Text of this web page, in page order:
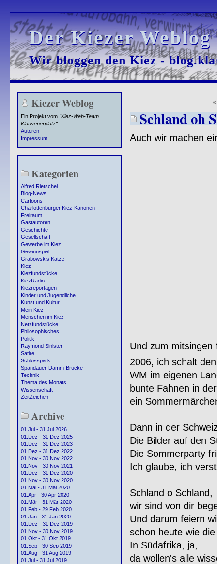
Der Kiezer
Der Kiezer
Wir bloggen den Kiez -
Wir bloggen den Kiez -
Kiezer Weblog
Ein Projekt vom "Kiez-Web-Team
Klausenerplatz".
Autoren
Impressum
Kategorien
Alfred Rietschel
Blog-News
Cartoons
Charlottenburger Kiez-Kanonen
Freiraum
Gastautoren
Geschichte
Gesellschaft
Gewerbe im Kiez
Gewinnspiel
Grabowskis Katze
Kiez
Kiezfundstücke
KiezRadio
Kiezreportagen
Kinder und Jugendliche
Kunst und Kultur
Mein Kiez
Menschen im Kiez
Netzfundstücke
Philosophisches
Politik
Raymond Sinister
Satire
Schlosspark
Spandauer-Damm-Brücke
Technik
Thema des Monats
Wissenschaft
ZeitZeichen
Archive
01.Jul - 31 Jul 2026
01.Dez - 31 Dez 2025
01.Dez - 31 Dez 2023
01.Dez - 31 Dez 2022
01.Nov - 30 Nov 2022
01.Nov - 30 Nov 2021
01.Dez - 31 Dez 2020
01.Nov - 30 Nov 2020
01.Mai - 31 Mai 2020
01.Apr - 30 Apr 2020
01.Mär - 31 Mär 2020
01.Feb - 29 Feb 2020
01.Jan - 31 Jan 2020
01.Dez - 31 Dez 2019
01.Nov - 30 Nov 2019
01.Okt - 31 Okt 2019
01.Sep - 30 Sep 2019
01.Aug - 31 Aug 2019
01.Jul - 31 Jul 2019
«
Schland oh
Auch wir machen
Und zum mitsingen
2006, ich schalt
WM im eigenen
bunte Fahnen in
ein
Dann in der
Die Bilder auf den
Die Sommerparty
Ich glaube, ich
Schland o Schland,
wir sind von dir
Und darum feiern
schon heute wie
In Südafrika, ja,
da wollen's alle